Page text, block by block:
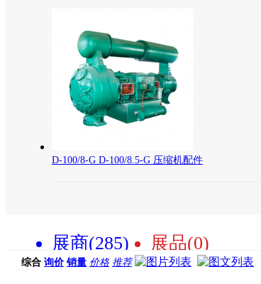
D-100/8-G D-100/8.5-G 压缩机配件
展商(285) 展品(0)
综合 询价 销量 价格 推荐